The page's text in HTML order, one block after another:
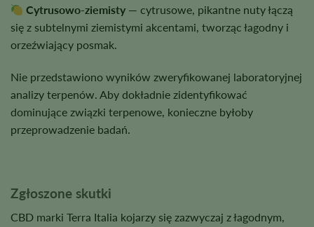
Cytrusowo-ziemisty — cytrusowe, pikantne nuty łączą
się z subtelnymi ziemistymi akcentami, tworząc łagodny i
orzeźwiający posmak.
Nie przedstawiono wyników zweryfikowanej laboratoryjnej
analizy terpenów. Aby dokładnie zidentyfikować
dominujące związki terpenowe, konieczne byłoby
przeprowadzenie badań.
Zgłoszone skutki
CBD marki Terra Italia kojarzy się zazwyczaj z łagodnym,